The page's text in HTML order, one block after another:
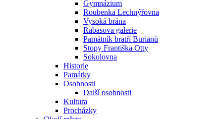
Gymnázium
Roubenka Lechnýřovna
Vysoká brána
Rabasova galerie
Památník bratří Burianů
Stopy Františka Otty
Sokolovna
Historie
Památky
Osobnosti
Další osobnosti
Kultura
Procházky